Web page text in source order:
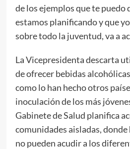
de los ejemplos que te puedo
estamos planificando y que
sobre todo la juventud, va a
La Vicepresidenta descarta
de ofrecer bebidas
como lo han hecho otros
inoculación de los más
Gabinete de Salud planifica
comunidades aisladas,
no pueden acudir a los